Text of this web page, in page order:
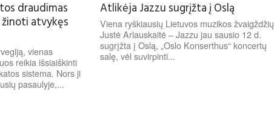
draudimas
atvykęs
vienas
reikia išsiaiškinti
sistema. Nors ji
pasaulyje,...
Atlikėja Jazzu sugrįžta į Oslą
Viena ryškiausių Lietuvos muzikos žvaigždžių
Justė Arlauskaitė – Jazzu jau sausio 12 d.
sugrįžta į Oslą, „Oslo Konserthus“ koncertų
salę, vėl suvirpinti...